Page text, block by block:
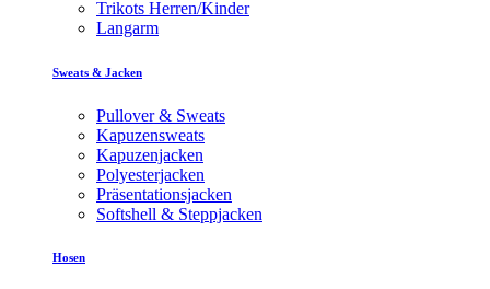
Trikots Herren/Kinder
Langarm
Sweats & Jacken
Pullover & Sweats
Kapuzensweats
Kapuzenjacken
Polyesterjacken
Präsentationsjacken
Softshell & Steppjacken
Hosen